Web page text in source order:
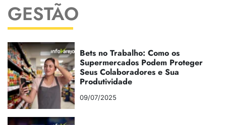
GESTÃO
Bets no Trabalho: Como os
Supermercados Podem Proteger
Seus Colaboradores e Sua
Produtividade
09/07/2025